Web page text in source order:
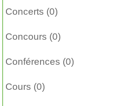
Concerts (0)
Concours (0)
Conférences (0)
Cours (0)